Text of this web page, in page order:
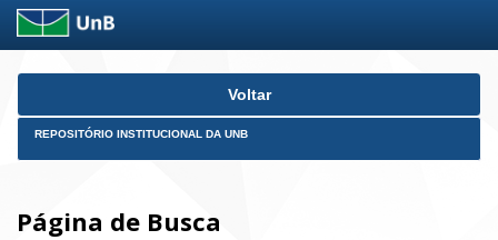
Skip
Voltar
REPOSITÓRIO INSTITUCIONAL DA UNB
Página de Busca